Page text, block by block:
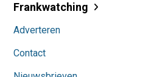
Frankwatching
Adverteren
Contact